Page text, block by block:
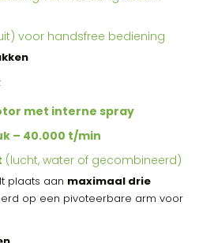
voor handsfree bediening
met interne spray
– 40.000 t/min
(lucht, water of gecombineerd)
plaats aan maximaal drie
op een pivoteerbare arm voor